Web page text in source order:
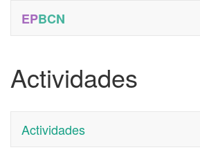
EPBCN
Actividades
Actividades